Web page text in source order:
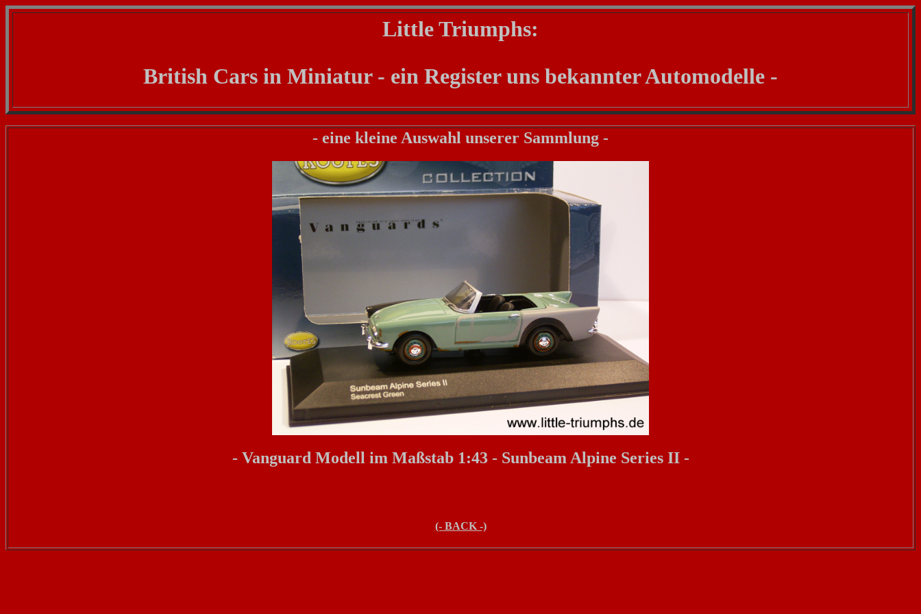
Little Triumphs:
British Cars in Miniatur - ein Register uns bekannter Automodelle -
- eine kleine Auswahl unserer Sammlung -
- Vanguard Modell im Maßstab 1:43 - Sunbeam Alpine Series II -
(- BACK -)